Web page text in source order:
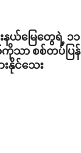
နယ်မြေတွေရဲ့ ၁၁
ကိုသာ စစ်တပ်ပြန်
နိုင်သေး